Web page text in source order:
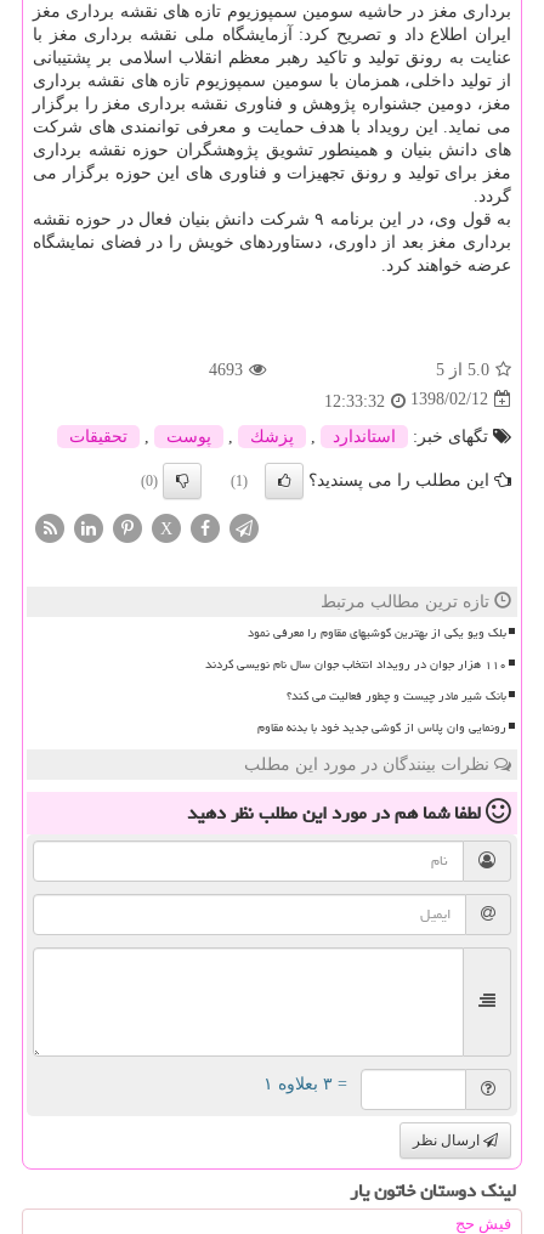
برداری مغز در حاشیه سومین سمپوزیوم تازه های نقشه برداری مغز
ایران اطلاع داد و تصریح كرد: آزمایشگاه ملی نقشه برداری مغز با
عنایت به رونق تولید و تاكید رهبر معظم انقلاب اسلامی بر پشتیبانی
از تولید داخلی، همزمان با سومین سمپوزیوم تازه های نقشه برداری
مغز، دومین جشنواره پژوهش و فناوری نقشه برداری مغز را برگزار
می نماید. این رویداد با هدف حمایت و معرفی توانمندی های شركت
های دانش بنیان و همینطور تشویق پژوهشگران حوزه نقشه برداری
مغز برای تولید و رونق تجهیزات و فناوری های این حوزه برگزار می
گردد.
به قول وی، در این برنامه ۹ شركت دانش بنیان فعال در حوزه نقشه
برداری مغز بعد از داوری، دستاوردهای خویش را در فضای نمایشگاه
عرضه خواهند كرد.
5.0 از 5
4693
1398/02/12
12:33:32
تگهای خبر:
استاندارد پزشك پوست تحقیقات
این مطلب را می پسندید؟ (1)
(0)
X
تازه ترین مطالب مرتبط
بلک ویو یکی از بهترین گوشیهای مقاوم را معرفی نمود
۱۱۰ هزار جوان در رویداد انتخاب جوان سال نام نویسی کردند
بانک شیر مادر چیست و چطور فعالیت می کند؟
رونمایی وان پلاس از گوشی جدید خود با بدنه مقاوم
نظرات بینندگان در مورد این مطلب
لطفا شما همدر مورد این مطلبنظر دهید
= ۳ بعلاوه ۱
ارسال نظر
لینک دوستان خاتون یار
فیش حج